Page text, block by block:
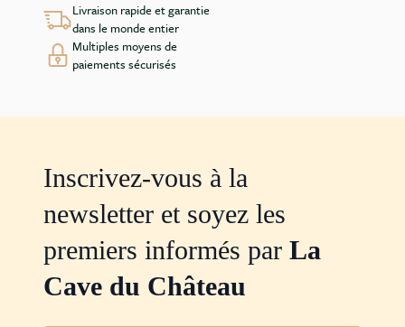
Livraison rapide et garantie
dans le monde entier
Multiples moyens de
paiements sécurisés
Inscrivez-vous à la
newsletter et soyez les
premiers informés par La
Cave du Château